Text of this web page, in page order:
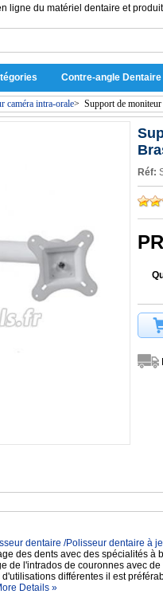
ligne du matériel dentaire et
Contre-angle Dentaire
caméra intra-orale> Support de
Réf:
dentaire /Polisseur dentaire à
des dents avec des spécialités à
de l'intrados de couronnes avec
d'utilisations différentes il est
Details »